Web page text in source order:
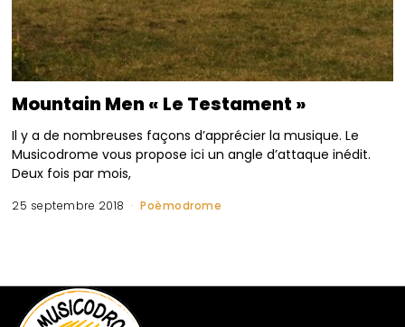
Mountain Men « Le Testament »
Il y a de nombreuses façons d’apprécier la musique. Le
Musicodrome vous propose ici un angle d’attaque inédit.
Deux fois par mois,
25 septembre 2018 Poèmodrome